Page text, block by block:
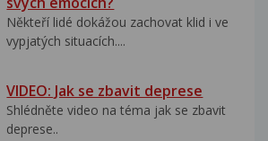
Někteří lidé dokážou zachovat klid i ve
vypjatých situacích....
VIDEO: Jak se zbavit deprese
Shlédněte video na téma jak se zbavit
deprese..